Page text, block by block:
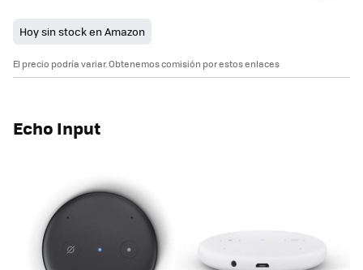
Hoy sin stock en Amazon
El precio podría variar. Obtenemos comisión por estos enlaces
Echo Input